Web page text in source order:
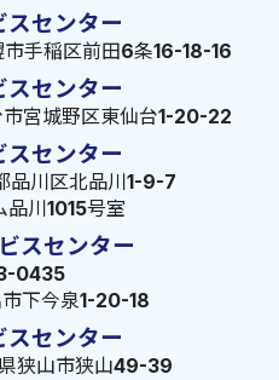
スセンター
手稲区前田6条16-18-16
スセンター
宮城野区東仙台1-20-22
スセンター
品川区北品川1-9-7
品川1015号室
スセンター
0435
下今泉1-20-18
スセンター
狭山市狭山49-39